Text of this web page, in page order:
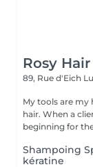
Rosy
89, Rue d'Eich
My tools are my
hair. When a
beginning for
Shampoing
kératine